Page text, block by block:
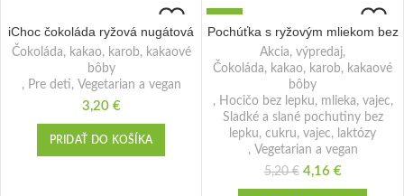
iChoc čokoláda ryžová nugátová
vegan BIO 80g Vivani
Čokoláda, kakao, karob, kakaové
bôby
, Pre deti, Vegetarian a vegan
3,20 €
PRIDAŤ DO KOŠÍKA
Pochúťka s ryžovým mliekom bez
laktózy a lepku 85g Balance !!!
AKCIA !!! EXP.: 30.9.2026
Akcia, výpredaj,
Čokoláda, kakao, karob, kakaové
bôby
, Hocičo bez lepku, mlieka, vajec,
Sladké a slané pochutiny bez
lepku, cukru, vajec, laktózy
, Vegetarian a vegan
5,20€
Pôvodná cena
bola: 5,20 €.
4,16 €
cena je: